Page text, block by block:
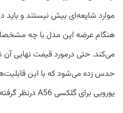
موارد شایعه‌ای بیش نیستند و باید
هنگام عرضه این مدل با چه
می‌کند. حتی درمورد قیمت نهایی آن
یورویی برای گلکسی A56 درنظر گرفته شود.